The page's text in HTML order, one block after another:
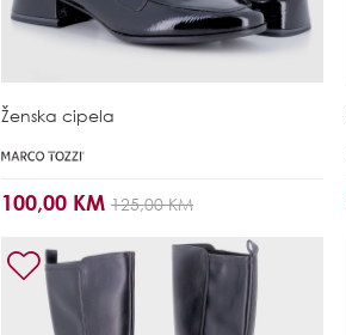
Ženska cipela
100,00 KM 125,00 KM